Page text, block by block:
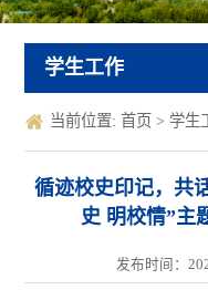
学生工作
当前位置: 首页 > 学生
循迹校史印记，共
史 明校情”主
发布时间：